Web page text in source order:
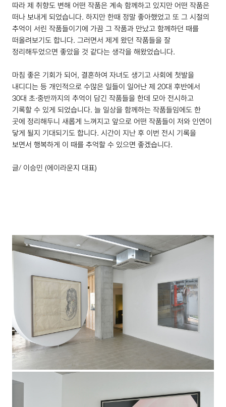
따라 제 취향도 변해 어떤 작품은 계속 함께하고 있지만 어떤 작품은
떠나 보내게 되었습니다. 하지만 한때 정말 좋아했었고 또 그 시절의
추억이 서린 작품들이기에 가끔 그 작품과 만났고 함께하던 때를
떠올려보기도 합니다. 그러면서 제게 왔던 작품들을 잘
정리해두었으면 좋았을 것 같다는 생각을 해왔었습니다.
마침 좋은 기회가 되어, 결혼하여 자녀도 생기고 사회에 첫발을
내디디는 등 개인적으로 수많은 일들이 일어난 제 20대 후반에서
30대 초·중반까지의 추억이 담긴 작품들을 한데 모아 전시하고
기록할 수 있게 되었습니다. 늘 일상을 함께하는 작품들임에도 한
곳에 정리해두니 새롭게 느껴지고 앞으로 어떤 작품들이 저와 인연이
닿게 될지 기대되기도 합니다. 시간이 지난 후 이번 전시 기록을
보면서 행복하게 이 때를 추억할 수 있으면 좋겠습니다.
글/ 이승민 (에이라운지 대표)